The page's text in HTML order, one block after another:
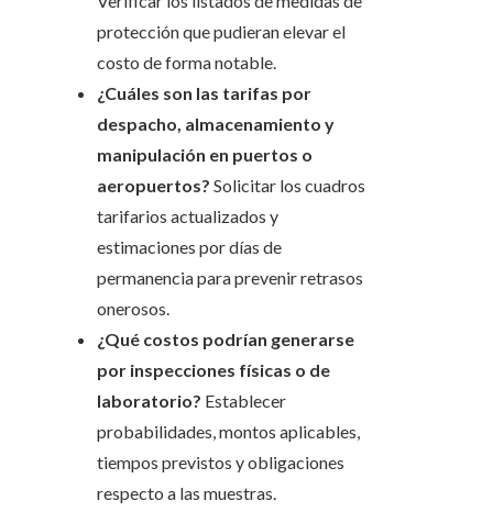
protección que pudieran elevar el
costo de forma notable.
¿Cuáles son las tarifas por
despacho, almacenamiento y
manipulación en puertos o
aeropuertos? Solicitar los cuadros
tarifarios actualizados y
estimaciones por días de
permanencia para prevenir retrasos
onerosos.
¿Qué costos podrían generarse
por inspecciones físicas o de
laboratorio? Establecer
probabilidades, montos aplicables,
tiempos previstos y obligaciones
respecto a las muestras.